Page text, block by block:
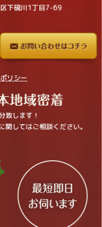
下硯川1丁目7-69
リシー
致します！
してはご相談ください。